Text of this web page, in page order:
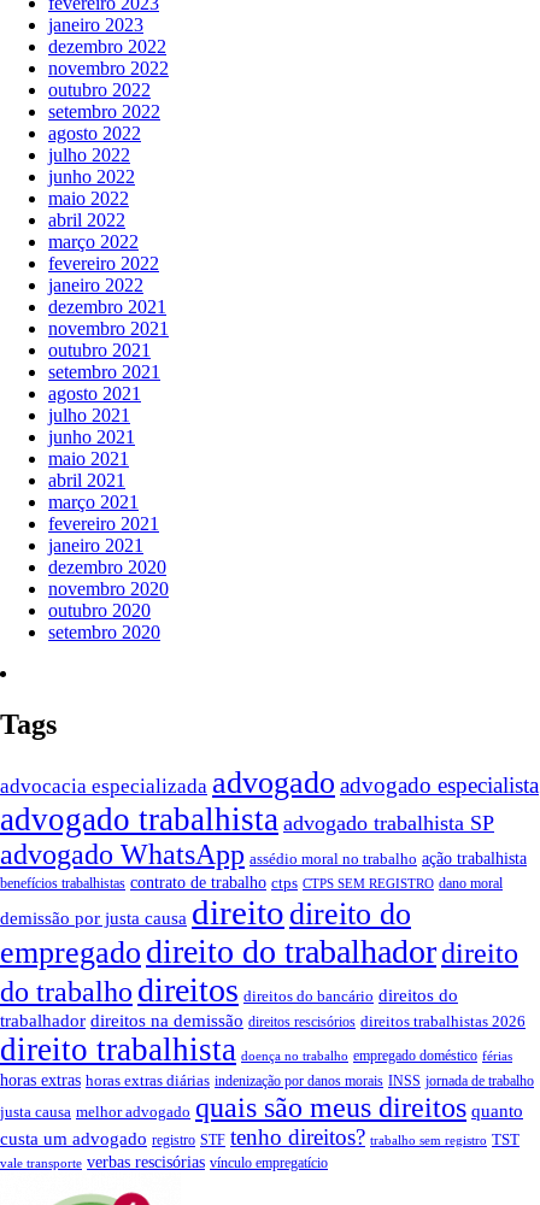
janeiro 2023
dezembro 2022
novembro 2022
outubro 2022
setembro 2022
agosto 2022
julho 2022
junho 2022
maio 2022
abril 2022
março 2022
fevereiro 2022
janeiro 2022
dezembro 2021
novembro 2021
outubro 2021
setembro 2021
agosto 2021
julho 2021
junho 2021
maio 2021
abril 2021
março 2021
fevereiro 2021
janeiro 2021
dezembro 2020
novembro 2020
outubro 2020
setembro 2020
Tags
advocacia especializada advogado advogado especialista
advogado trabalhista advogado trabalhista SP
advogado WhatsApp assédio moral no trabalho ação trabalhista
benefícios trabalhistas contrato de trabalho ctps CTPS SEM REGISTRO dano moral
demissão por justa causa direito direito do
empregado direito do trabalhadordireito
do trabalho direitos direitos do bancário direitos do
trabalhador direitos na demissão direitos rescisórios direitos trabalhistas 2026
direito trabalhista doença no trabalho empregado doméstico férias
horas extras horas extras diárias indenização por danos morais INSS jornada de trabalho
justa causa melhor advogado quais são meus direitos quanto
custa um advogado registro STF tenho direitos? trabalho sem registro TST
vale transporte verbas rescisórias vínculo empregatício